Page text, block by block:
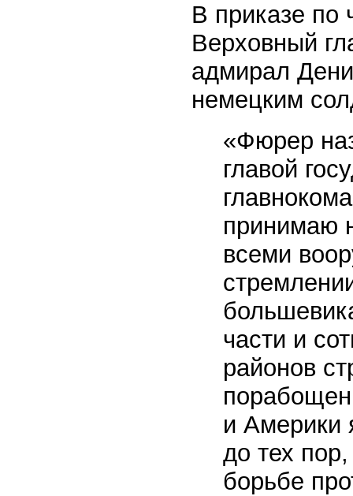
В приказе по
Верховный
адмирал
немецким
«Фюрер
главой
принимаю
всеми
части и
районов
и Америки
до тех
борьбе